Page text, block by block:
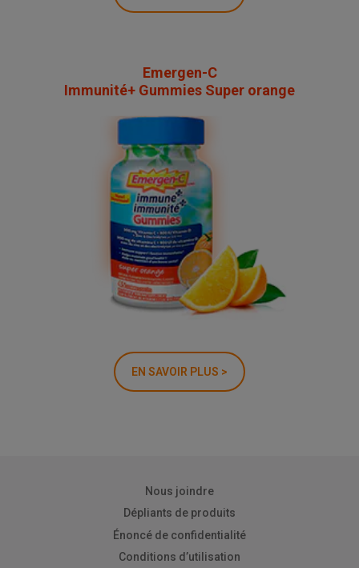
Emergen-C
Immunité+ Gummies Super orange
EN SAVOIR PLUS >
Nous joindre
Dépliants de produits
Énoncé de confidentialité
Conditions d’utilisation